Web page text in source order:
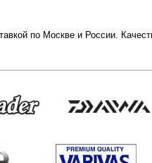
по Москве и России.